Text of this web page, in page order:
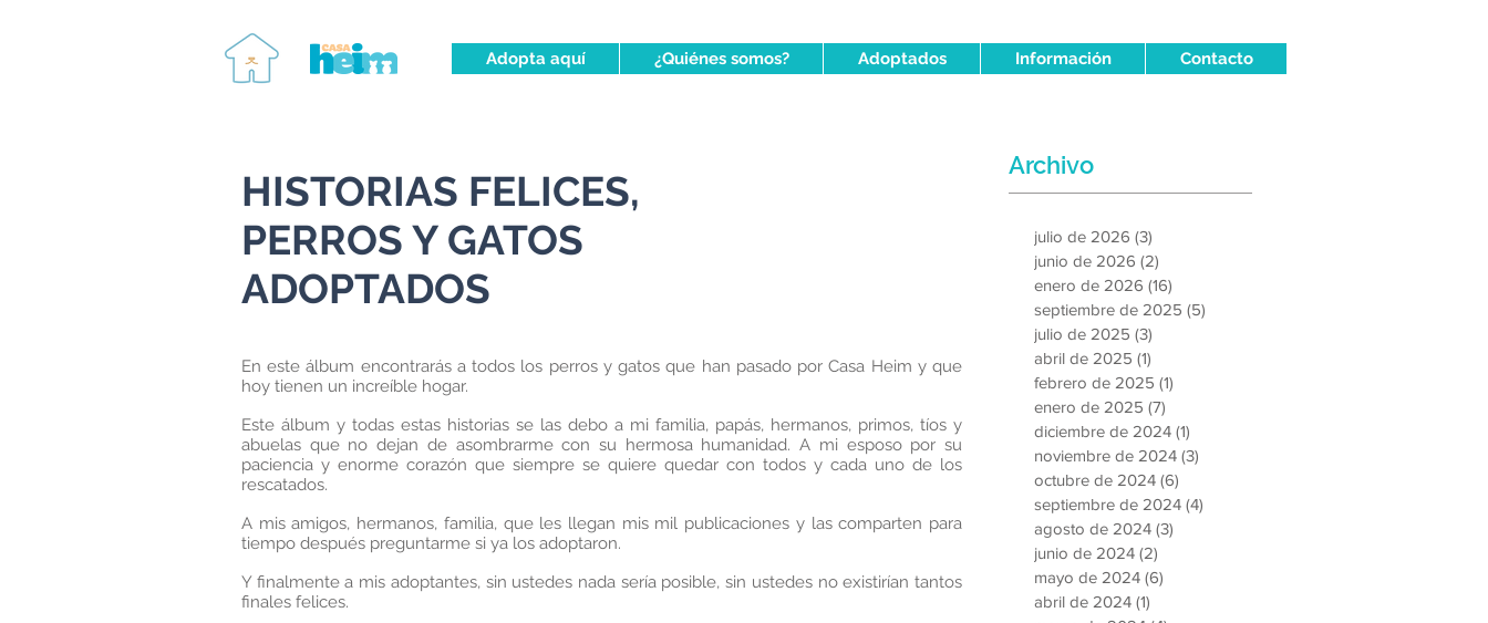
Adopta aquí ¿Quiénes somos? Adoptados Información Contacto
HISTORIAS FELICES,
PERROS Y GATOS
ADOPTADOS
En este álbum encontrarás a todos los perros y gatos que han pasado por Casa Heim y que
hoy tienen un increíble hogar.
Este álbum y todas estas historias se las debo a mi familia, papás, hermanos, primos, tíos y
abuelas que no dejan de asombrarme con su hermosa humanidad. A mi esposo por su
paciencia y enorme corazón que siempre se quiere quedar con todos y cada uno de los
rescatados.
A mis amigos, hermanos, familia, que les llegan mis mil publicaciones y las comparten para
tiempo después preguntarme si ya los adoptaron.
Y finalmente a mis adoptantes, sin ustedes nada sería posible, sin ustedes no existirían tantos
finales felices.
Archivo
julio de 2026 (3)
junio de 2026 (2)
enero de 2026 (16)
septiembre de 2025 (5)
julio de 2025 (3)
abril de 2025 (1)
febrero de 2025 (1)
enero de 2025 (7)
diciembre de 2024 (1)
noviembre de 2024 (3)
octubre de 2024 (6)
septiembre de 2024 (4)
agosto de 2024 (3)
junio de 2024 (2)
mayo de 2024 (6)
abril de 2024 (1)